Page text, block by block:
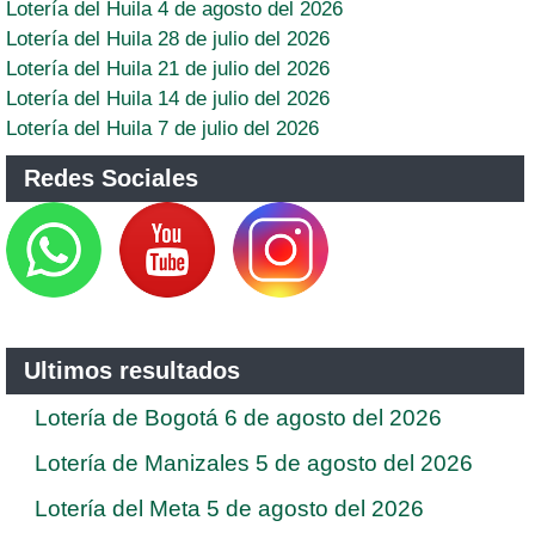
Lotería del Huila 4 de agosto del 2026
Lotería del Huila 28 de julio del 2026
Lotería del Huila 21 de julio del 2026
Lotería del Huila 14 de julio del 2026
Lotería del Huila 7 de julio del 2026
Redes Sociales
Ultimos resultados
Lotería de Bogotá 6 de agosto del 2026
Lotería de Manizales 5 de agosto del 2026
Lotería del Meta 5 de agosto del 2026